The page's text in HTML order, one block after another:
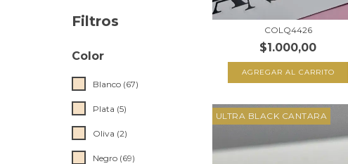
Filtros
Color
Blanco (67)
Plata (5)
Oliva (2)
Negro (69)
COLQ4426
$1.000,00
AGREGAR AL CARRITO
ULTRA BLACK CANTARA